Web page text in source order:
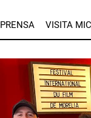
PRENSA VISITA